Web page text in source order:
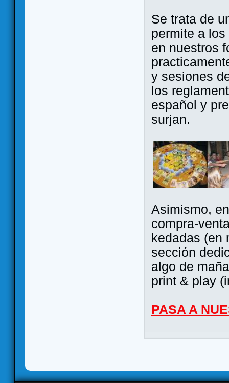
Se trata de
permite a
en nuestros
y sesiones
los
español y
surjan.
Asimismo,
compra-
kedadas (en
sección
algo de
print & play
PASA A